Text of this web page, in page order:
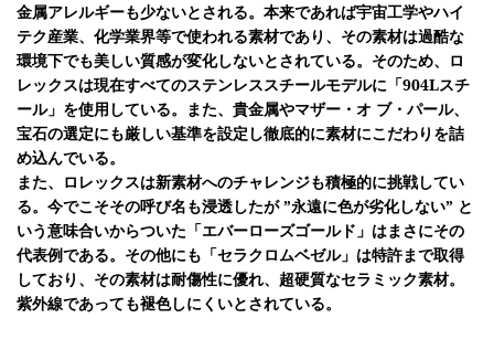
金属アレルギーも少ないとされる。本来であれば宇宙工学やハイ
テク産業、化学業界等で使われる素材であり、その素材は過酷な
環境下でも美しい質感が変化しないとされている。そのため、ロ
レックスは現在すべてのステンレススチールモデルに「904Lスチ
ール」を使用している。また、貴金属やマザー・オ ブ・パール、
宝石の選定にも厳しい基準を設定し徹底的に素材にこだわりを詰
め込んでいる。
また、ロレックスは新素材へのチャレンジも積極的に挑戦してい
る。今でこそその呼び名も浸透したが ”永遠に色が劣化しない” と
いう意味合いからついた「エバーローズゴールド」はまさにその
代表例である。その他にも「セラクロムベゼル」は特許まで取得
しており、その素材は耐傷性に優れ、超硬質なセラミック素材。
紫外線であっても褪色しにくいとされている。